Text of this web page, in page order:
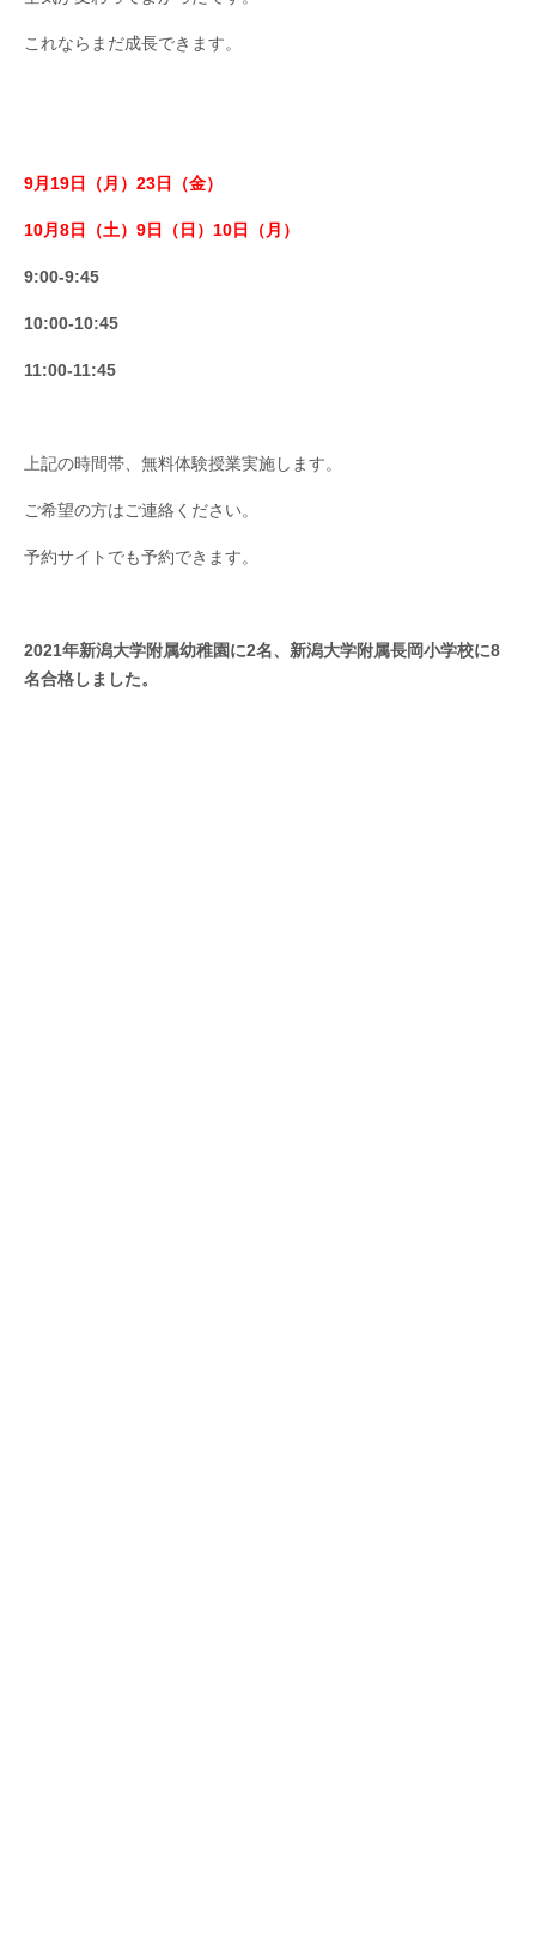
これならまだ成長できます。
9月19日（月）23日（金）
10月8日（土）9日（日）10日（月）
9:00-9:45
10:00-10:45
11:00-11:45
上記の時間帯、無料体験授業実施します。
ご希望の方はご連絡ください。
予約サイトでも予約できます。
2021年新潟大学附属幼稚園に2名、新潟大学附属長岡小学校に8
名合格しました。